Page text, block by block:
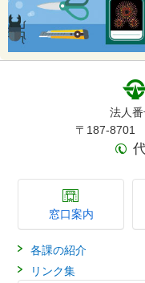
法人
〒187-8701
窓口案内
各課の紹介
リンク集